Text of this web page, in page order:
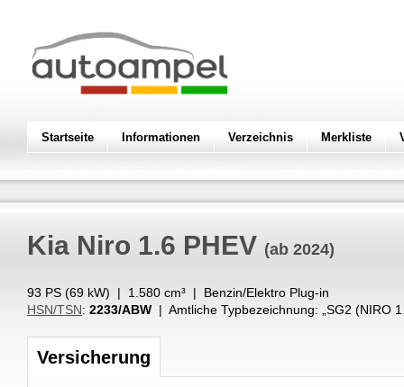
Startseite Informationen Verzeichnis Merkliste
Kia Niro 1.6 PHEV (ab 2024)
93 PS (69 kW) | 1.580 cm³ | Benzin/Elektro Plug-in
HSN/TSN: 2233/ABW | Amtliche Typbezeichnung: „ SG2 (NIRO
Versicherung